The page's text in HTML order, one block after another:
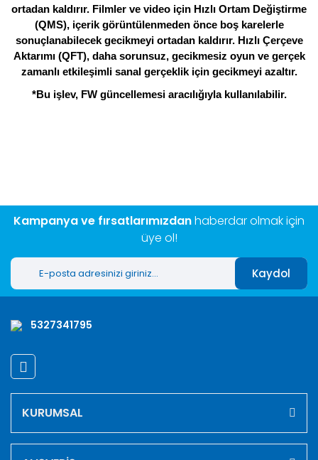
ortadan kaldırır. Filmler ve video için Hızlı Ortam Değiştirme
(QMS), içerik görüntülenmeden önce boş karelerle
sonuçlanabilecek gecikmeyi ortadan kaldırır. Hızlı Çerçeve
Aktarımı (QFT), daha sorunsuz, gecikmesiz oyun ve gerçek
zamanlı etkileşimli sanal gerçeklik için gecikmeyi azaltır.
*Bu işlev, FW güncellemesi aracılığıyla kullanılabilir.
Ürün bilgilerinde hatalar bulunuyor.
Bu ürüne benzer farklı alternatifler olmalı.
Kampanya ve fırsatlarımızdanhaberdar olmak için
üye ol!
Kaydol
5327341795
KURUMSAL